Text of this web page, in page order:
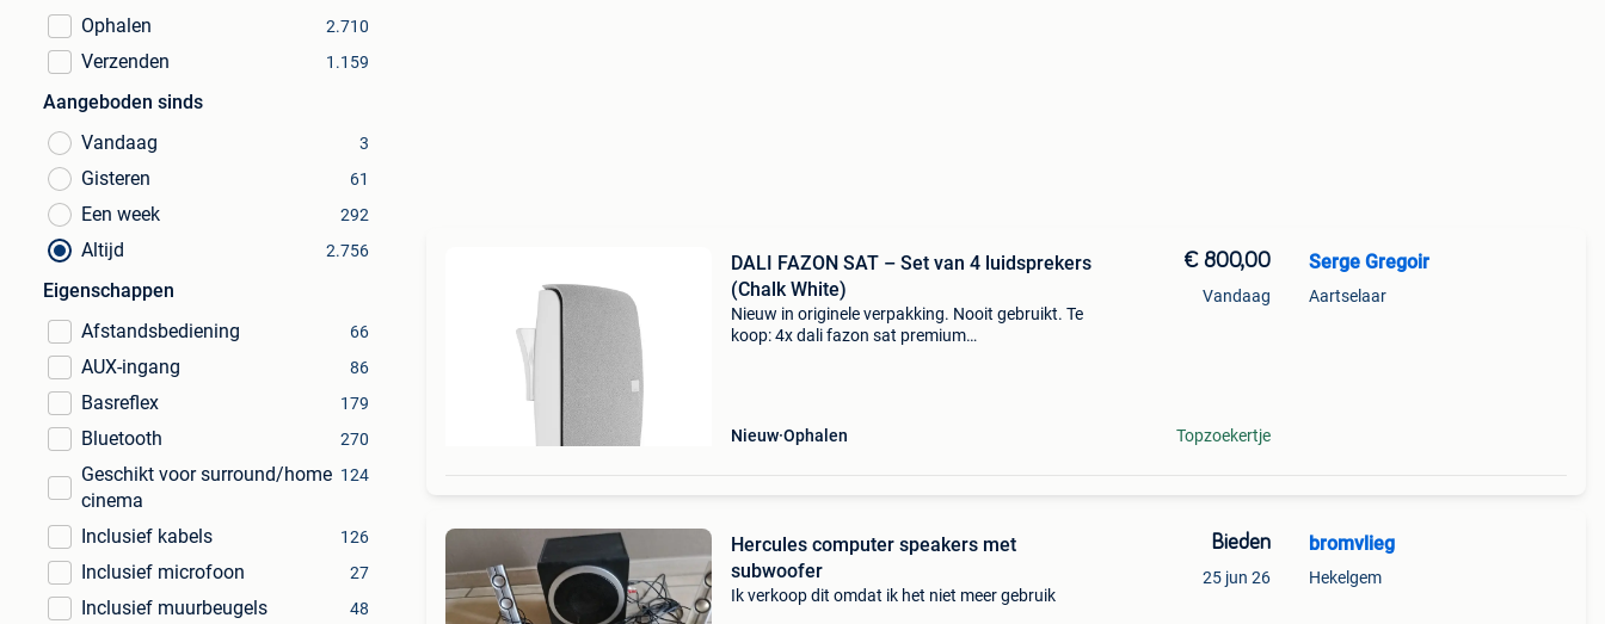
Ophalen
2.710
Verzenden 1.159
Aangeboden sinds
Vandaag
3
Gisteren 61
Een week 292
Altijd 2.756
Eigenschappen
Afstandsbediening
66
AUX-ingang 86
Basreflex 179
Bluetooth 270
Geschikt voor surround/home
cinema
124
Inclusief kabels 126
Inclusief microfoon 27
Inclusief muurbeugels 48
DALI FAZON SAT – Set van 4 luidsprekers
(Chalk White)
Nieuw in originele verpakking. Nooit gebruikt. Te
koop: 4x dali fazon sat premium
Nieuw Ophalen
€ 800,00
Vandaag
Topzoekertje
Serge Gregoir
Aartselaar
Hercules computer speakers met
subwoofer
Ik verkoop dit omdat ik het niet meer gebruik
Bieden
25 jun 26
bromvlieg
Hekelgem